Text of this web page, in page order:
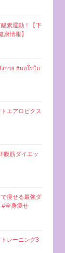
素運動！【下
情報】
กาย #แอโรบิก
エアロビクス
腹筋ダイエッ
痩せる最強ダ
全身痩せ
レーニング3